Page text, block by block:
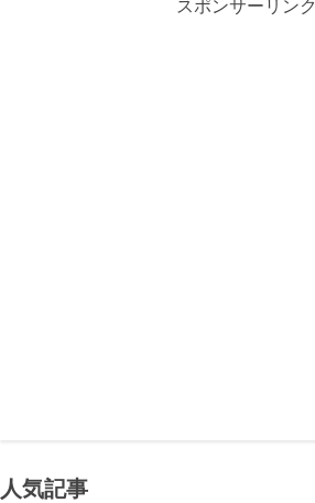
スポンサーリンク
人気記事